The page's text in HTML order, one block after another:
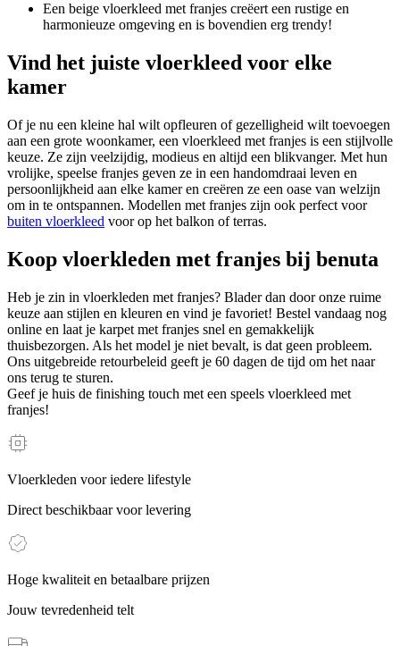
Een beige vloerkleed met franjes creëert een rustige en
harmonieuze omgeving en is bovendien erg trendy!
Vind het juiste vloerkleed voor elke
kamer
Of je nu een kleine hal wilt opfleuren of gezelligheid wilt toevoegen
aan een grote woonkamer, een vloerkleed met franjes is een stijlvolle
keuze. Ze zijn veelzijdig, modieus en altijd een blikvanger. Met hun
vrolijke, speelse franjes geven ze in een handomdraai leven en
persoonlijkheid aan elke kamer en creëren ze een oase van welzijn
om in te ontspannen. Modellen met franjes zijn ook perfect voor
buiten vloerkleed voor op het balkon of terras.
Koop vloerkleden met franjes bij benuta
Heb je zin in vloerkleden met franjes? Blader dan door onze ruime
keuze aan stijlen en kleuren en vind je favoriet! Bestel vandaag nog
online en laat je karpet met franjes snel en gemakkelijk
thuisbezorgen. Als het model je niet bevalt, is dat geen probleem.
Ons uitgebreide retourbeleid geeft je 60 dagen de tijd om het naar
ons terug te sturen.
Geef je huis de finishing touch met een speels vloerkleed met
franjes!
Vloerkleden voor iedere lifestyle
Direct beschikbaar voor levering
Hoge kwaliteit en betaalbare prijzen
Jouw tevredenheid telt